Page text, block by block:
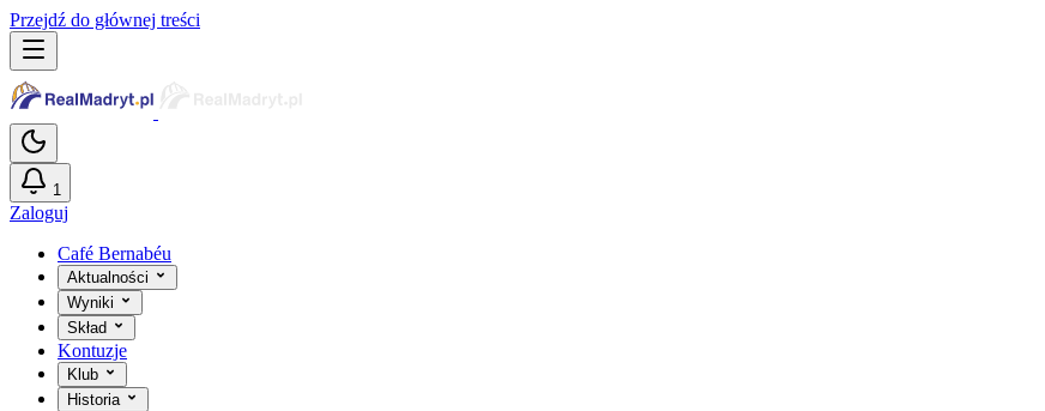
Przejdź do głównej treści
1
Zaloguj
Café Bernabéu
Aktualności
Wyniki
Skład
Kontuzje
Klub
Historia